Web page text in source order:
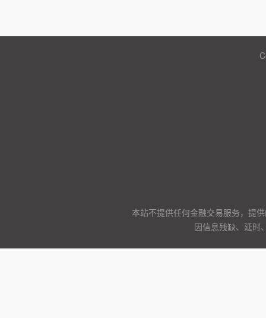
本站不提供任何金融交易服务，提
因信息残缺、延时